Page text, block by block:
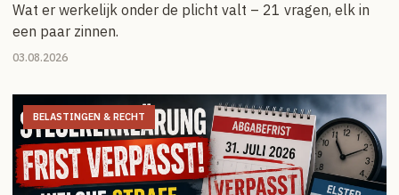
Wat er werkelijk onder de plicht valt – 21 vragen, elk in
een paar zinnen.
03.08.2026
BELASTINGEN & RECHT